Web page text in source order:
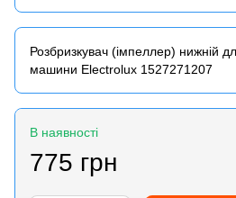
Розбризкувач (імпеллер) нижній
машини Electrolux 1527271207
В наявності
775 грн